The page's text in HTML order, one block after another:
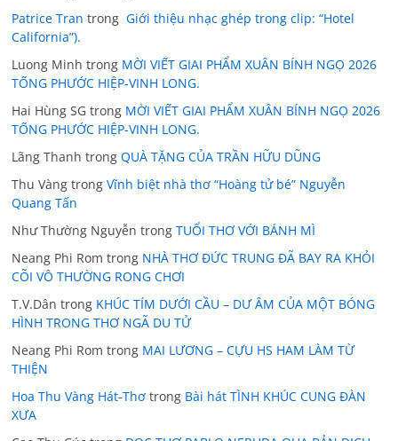
Patrice Tran trong Giới thiệu nhạc ghép trong clip: “Hotel
California”).
Luong Minh trong MỜI VIẾT GIAI PHẨM XUÂN BÍNH NGỌ 2026
TỐNG PHƯỚC HIỆP-VINH LONG.
Hai Hùng SG trong MỜI VIẾT GIAI PHẨM XUÂN BÍNH NGỌ 2026
TỐNG PHƯỚC HIỆP-VINH LONG.
Lãng Thanh trongQUÀ TẶNG CỦA TRẦN HỮU DŨNG
Thu Vàng trongVĩnh biệt nhà thơ “Hoàng tử bé” Nguyễn
Quang Tấn
Như Thường Nguyễn trongTUỔI THƠ VỚI BÁNH MÌ
Neang Phi Rom trong NHÀ THƠ ĐỨC TRUNG ĐÃ BAY RA KHỎI
CÕI VÔ THƯỜNG RONG CHƠI
T.V.Dân trong KHÚC TÍM DƯỚI CẦU – DƯ ÂM CỦA MỘT BÓNG
HÌNH TRONG THƠ NGÃ DU TỬ
Neang Phi Rom trong MAI LƯƠNG – CỰU HS HAM LÀM TỪ
THIỆN
Hoa Thu Vàng Hát-Thơ trong Bài hát TÌNH KHÚC CUNG ĐÀN
XƯA